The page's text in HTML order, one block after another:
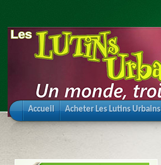
Accueil Acheter Les Lutins Urbains